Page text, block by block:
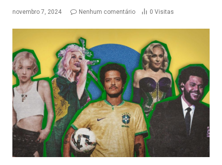
novembro 7, 2024 Nenhum comentário 0 Visitas